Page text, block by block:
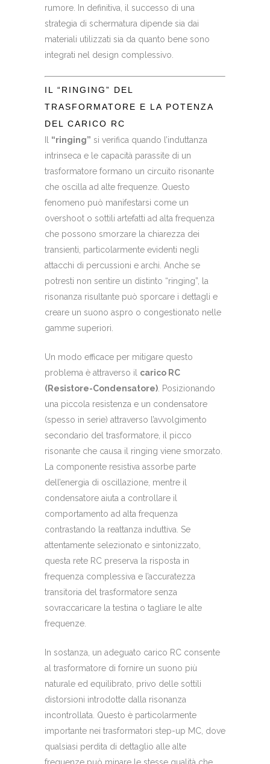
rumore. In definitiva, il successo di una
strategia di schermatura dipende sia dai
materiali utilizzati sia da quanto bene sono
integrati nel design complessivo.
IL “RINGING” DEL
TRASFORMATORE E LA POTENZA
DEL CARICO RC
Il “ringing” si verifica quando l’induttanza
intrinseca e le capacità parassite di un
trasformatore formano un circuito risonante
che oscilla ad alte frequenze. Questo
fenomeno può manifestarsi come un
overshoot o sottili artefatti ad alta frequenza
che possono smorzare la chiarezza dei
transienti, particolarmente evidenti negli
attacchi di percussioni e archi. Anche se
potresti non sentire un distinto “ringing”, la
risonanza risultante può sporcare i dettagli e
creare un suono aspro o congestionato nelle
gamme superiori.
Un modo efficace per mitigare questo
problema è attraverso il carico RC
(Resistore-Condensatore). Posizionando
una piccola resistenza e un condensatore
(spesso in serie) attraverso l’avvolgimento
secondario del trasformatore, il picco
risonante che causa il ringing viene smorzato.
La componente resistiva assorbe parte
dell’energia di oscillazione, mentre il
condensatore aiuta a controllare il
comportamento ad alta frequenza
contrastando la reattanza induttiva. Se
attentamente selezionato e sintonizzato,
questa rete RC preserva la risposta in
frequenza complessiva e l’accuratezza
transitoria del trasformatore senza
sovraccaricare la testina o tagliare le alte
frequenze.
In sostanza, un adeguato carico RC consente
al trasformatore di fornire un suono più
naturale ed equilibrato, privo delle sottili
distorsioni introdotte dalla risonanza
incontrollata. Questo è particolarmente
importante nei trasformatori step-up MC, dove
qualsiasi perdita di dettaglio alle alte